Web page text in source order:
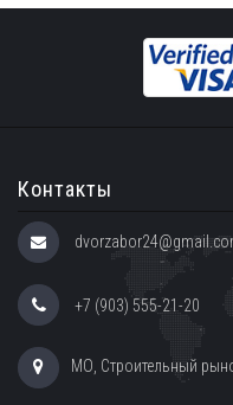
Контакты
+7 (903) 555-21-20
МО, Строительный